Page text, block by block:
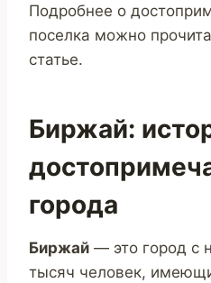
Подробнее о
поселка можно
статье.
Биржай:
города
Биржай — это город с
тысяч человек,